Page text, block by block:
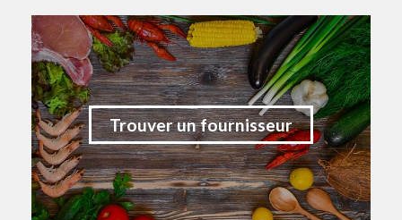
Trouver un fournisseur